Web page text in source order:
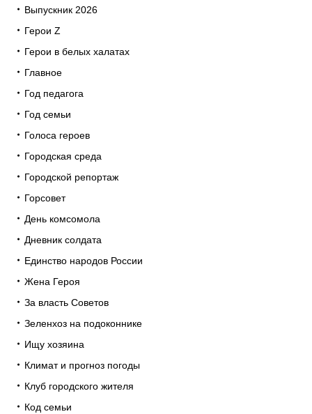
Выпускник 2026
Герои Z
Герои в белых халатах
Главное
Год педагога
Год семьи
Голоса героев
Городская среда
Городской репортаж
Горсовет
День комсомола
Дневник солдата
Единство народов России
Жена Героя
За власть Советов
Зеленхоз на подоконнике
Ищу хозяина
Климат и прогноз погоды
Клуб городского жителя
Код семьи